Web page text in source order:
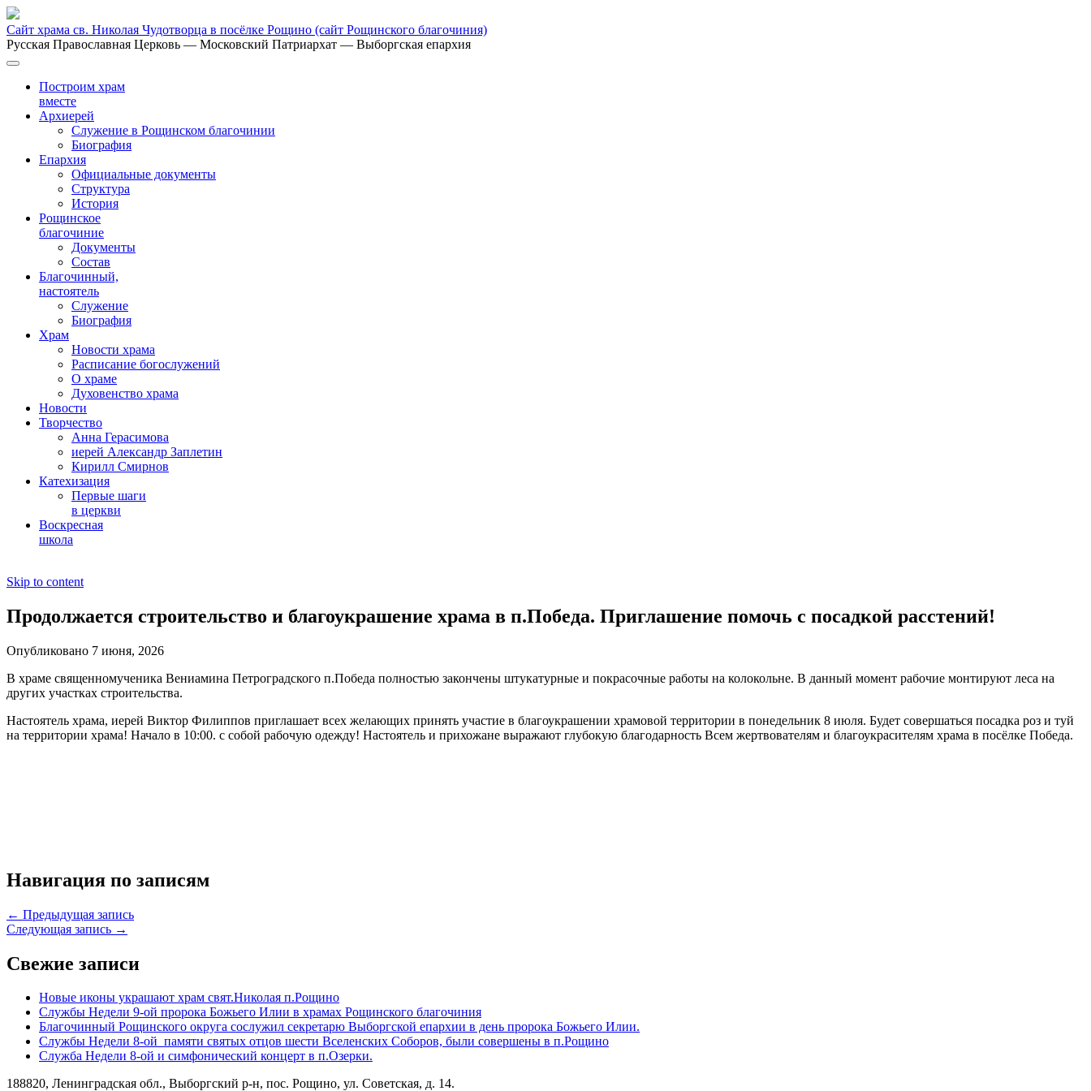
Сайт храма св. Николая Чудотворца в посёлке Рощино (сайт Рощинского благочиния)
Русская Православная Церковь — Московский Патриархат — Выборгская епархия
Построим храм
вместе
Архиерей
Служение в Рощинском благочинии
Биография
Епархия
Официальные документы
Структура
История
Рощинское
благочиние
Документы
Состав
Благочинный,
настоятель
Служение
Биография
Храм
Новости храма
Расписание богослужений
О храме
Духовенство храма
Новости
Творчество
Анна Герасимова
иерей Александр Заплетин
Кирилл Смирнов
Катехизация
Первые шаги
в церкви
Воскресная
школа
Skip to content
Продолжается строительство и благоукрашение храма в п.Победа. Приглашение помочь с посадкой расстений!
Опубликовано 7 июня, 2026
В храме священномученика Вениамина Петроградского п.Победа полностью закончены штукатурные и покрасочные работы на колокольне. В данный момент рабочие монтируют леса на
других участках строительства.
Настоятель храма, иерей Виктор Филиппов приглашает всех желающих принять участие в благоукрашении храмовой территории в понедельник 8 июля. Будет совершаться посадка роз и туй
на территории храма! Начало в 10:00. с собой рабочую одежду! Настоятель и прихожане выражают глубокую благодарность Всем жертвователям и благоукрасителям храма в посёлке Победа.
Навигация по записям
← Предыдущая запись
Следующая запись →
Свежие записи
Новые иконы украшают храм свят.Николая п.Рощино
Службы Недели 9-ой пророка Божьего Илии в храмах Рощинского благочиния
Благочинный Рощинского округа сослужил секретарю Выборгской епархии в день пророка Божьего Илии.
Службы Недели 8-ой памяти святых отцов шести Вселенских Соборов, были совершены в п.Рощино
Служба Недели 8-ой и симфонический концерт в п.Озерки.
188820, Ленинградская обл., Выборгский р-н, пос. Рощино, ул. Советская, д. 14.